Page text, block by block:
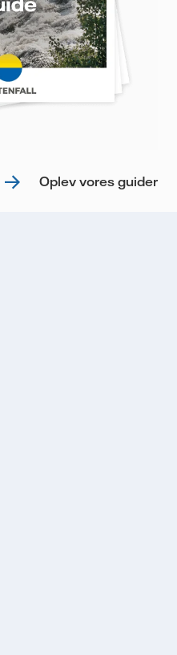
Oplev vores guider